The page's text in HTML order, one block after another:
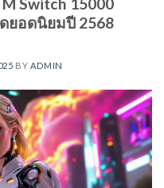
ยอดนิยมปี 2568
BY ADMIN